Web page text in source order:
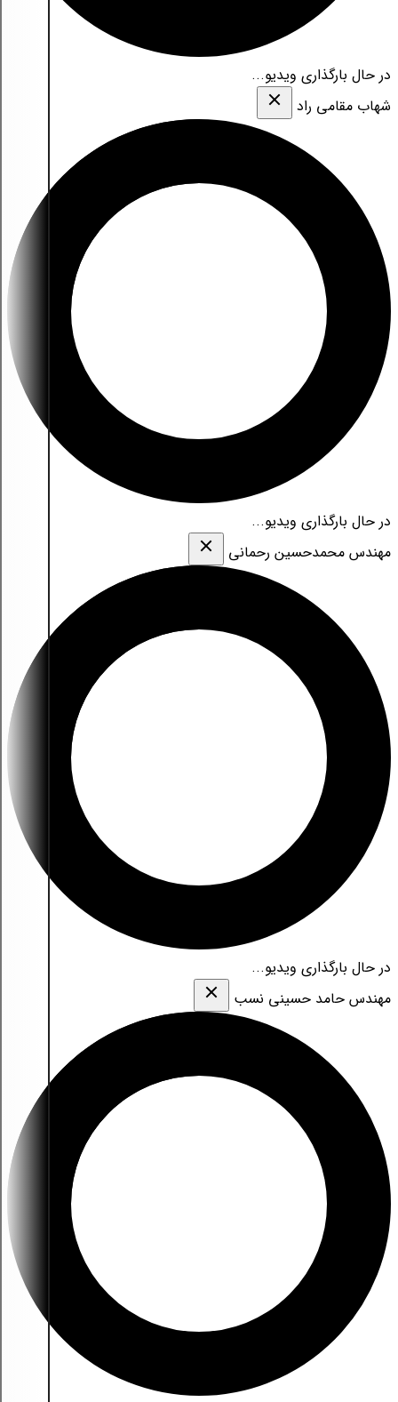
در حال بارگذاری ویدیو...
شهاب مقامی‌ راد
در حال بارگذاری ویدیو...
مهندس محمدحسین رحمانی
در حال بارگذاری ویدیو...
مهندس حامد حسینی نسب